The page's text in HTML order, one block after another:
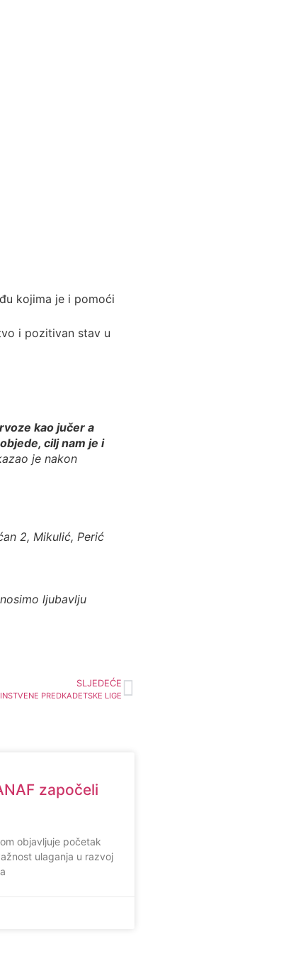
kojima je i pomoći
i pozitivan stav u
kao jučer a
cilj nam je i
je nakon
2, Mikulić, Perić
ljubavlju
SLJEDEĆE
PREDKADETSKE LIGE
započeli
objavljuje početak
ulaganja u razvoj